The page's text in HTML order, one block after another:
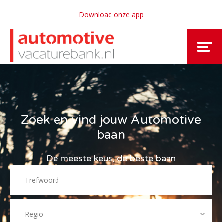
Download onze app
Zoek en vind jouw Automotive
baan
De meeste keus, de beste baan